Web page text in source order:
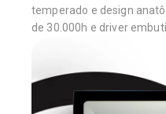
temperado e design
de 30.000h e driver